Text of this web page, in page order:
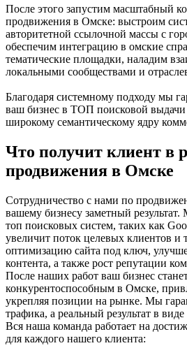
После этого запустим масштабный
продвижения в Омске: выстроим
авторитетной ссылочной массы с
обеспечим интеграцию в омские
тематические площадки, наладим
локальными сообществами и
Благодаря системному подходу мы
ваш бизнес в ТОП поисковой
широкому семантическому ядру
Что получит клиент в
продвижения в Омске
Сотрудничество с нами по
вашему бизнесу заметный
топ поисковых систем, таких как
увеличит поток целевых клиентов и
оптимизацию сайта под ключ,
контента, а также рост репутации
После наших работ ваш бизнес
конкурентоспособным в Омске,
укрепляя позиции на рынке. Мы
трафика, а реальный результат в
Вся наша команда работает на
для каждого нашего клиента: